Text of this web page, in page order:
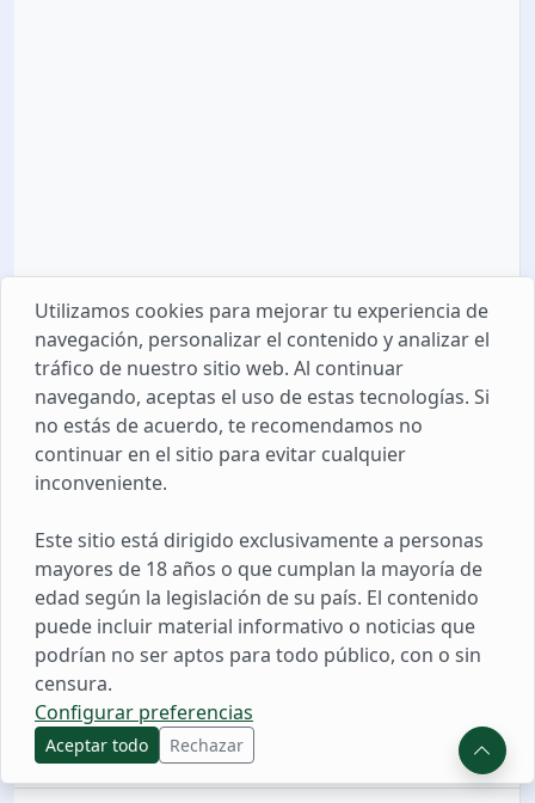
03 AGO. 2026 11:12
Investigan a Comandante FAP por
presunto peculado de uso en Chiclayo
Cayma: Investigan presunto ataque de
extorsionador contra vivienda
Utilizamos cookies para mejorar tu experiencia de
navegación, personalizar el contenido y analizar el
tráfico de nuestro sitio web. Al continuar
navegando, aceptas el uso de estas tecnologías. Si
no estás de acuerdo, te recomendamos no
continuar en el sitio para evitar cualquier
inconveniente.
Este sitio está dirigido exclusivamente a personas
mayores de 18 años o que cumplan la mayoría de
edad según la legislación de su país. El contenido
puede incluir material informativo o noticias que
podrían no ser aptos para todo público, con o sin
censura.
Configurar preferencias
Aceptar todo Rechazar